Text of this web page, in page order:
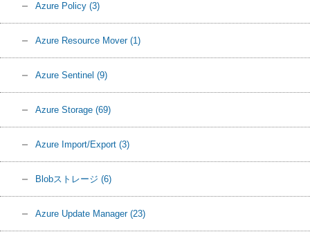
Azure Policy (3)
Azure Resource Mover (1)
Azure Sentinel (9)
Azure Storage (69)
Azure Import/Export (3)
Blobストレージ (6)
Azure Update Manager (23)